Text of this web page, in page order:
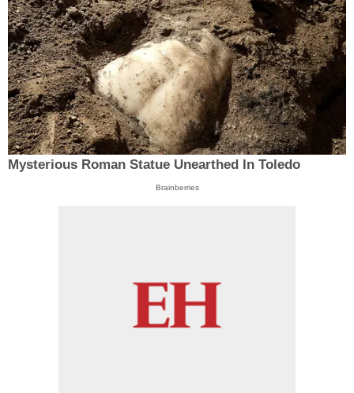
Mysterious Roman Statue Unearthed In Toledo
Brainberries